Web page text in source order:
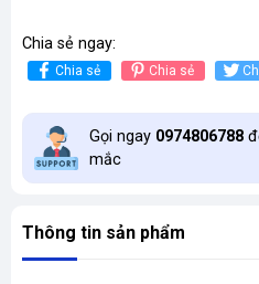
Chia sẻ ngay:
Chia sẻ Chia sẻ
Gọi ngay 0974806788
mắc
Thông tin sản phẩm